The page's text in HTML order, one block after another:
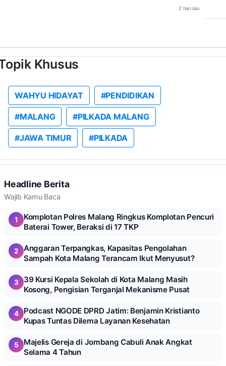
2 hari lalu
Khusus
WAHYU HIDAYAT #PENDIDIKAN
#MALANG #PILKADA MALANG
#JAWA TIMUR #PILKADA
Headline Berita
Wajib Kamu Baca
1
Komplotan Polres Malang Ringkus Komplotan Pencuri
Baterai Tower, Beraksi di 17 TKP
2
Anggaran Terpangkas, Kapasitas Pengolahan
Sampah Kota Malang Terancam Ikut Menyusut?
3
39 Kursi Kepala Sekolah di Kota Malang Masih
Kosong, Pengisian Terganjal Mekanisme Pusat
4
Podcast NGODE DPRD Jatim: Benjamin Kristianto
Kupas Tuntas Dilema Layanan Kesehatan
5
Majelis Gereja di Jombang Cabuli Anak Angkat
Selama 4 Tahun